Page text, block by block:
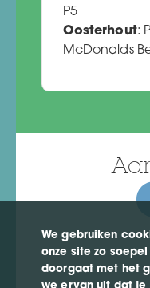
P5
Oosterhout:
McDonalds
We gebruiken
onze site zo
doorgaat met het
we ervan uit dat je